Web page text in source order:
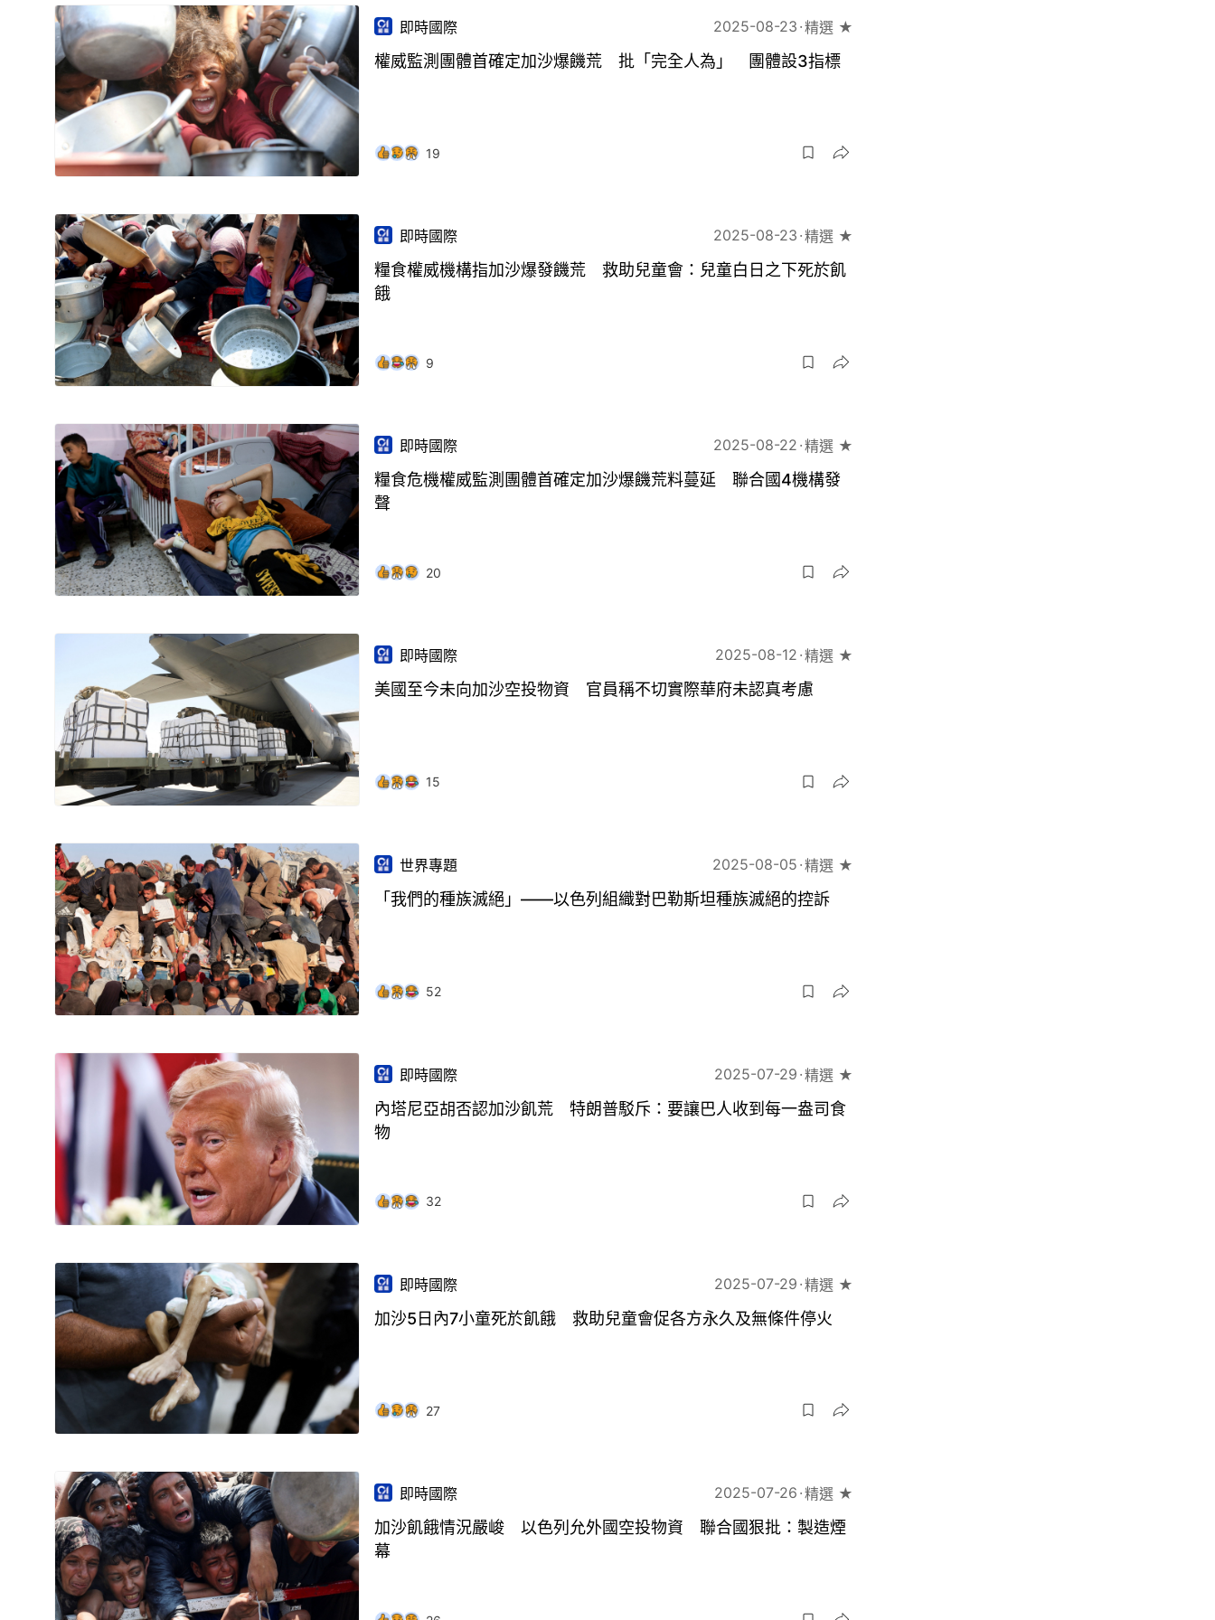
即時國際 2025-08-23 精選 ★
權威監測團體首確定加沙爆饑荒 批「完全人為」 團體設3指標
19
即時國際 2025-08-23 精選 ★
糧食權威機構指加沙爆發饑荒 救助兒童會：兒童白日之下死於飢
餓
9
即時國際 2025-08-22 精選 ★
糧食危機權威監測團體首確定加沙爆饑荒料蔓延 聯合國4機構發
聲
20
即時國際 2025-08-12 精選 ★
美國至今未向加沙空投物資 官員稱不切實際華府未認真考慮
15
世界專題 2025-08-05 精選 ★
「我們的種族滅絕」——以色列組織對巴勒斯坦種族滅絕的控訴
52
即時國際 2025-07-29 精選 ★
內塔尼亞胡否認加沙飢荒 特朗普駁斥：要讓巴人收到每一盎司食
物
32
即時國際 2025-07-29 精選 ★
加沙5日內7小童死於飢餓 救助兒童會促各方永久及無條件停火
27
即時國際 2025-07-26 精選 ★
加沙飢餓情況嚴峻 以色列允外國空投物資 聯合國狠批：製造煙
幕